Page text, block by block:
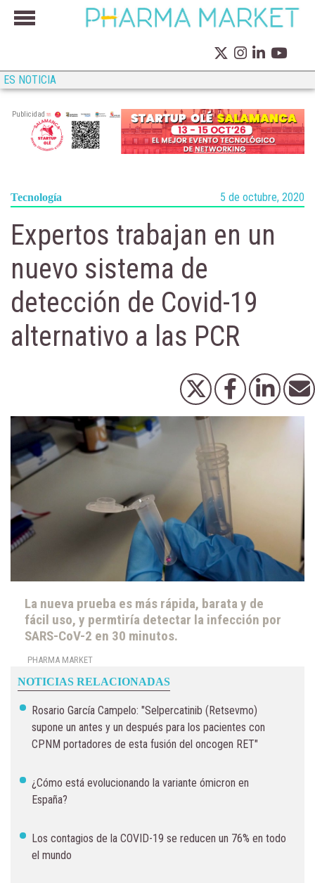
ES NOTICIA
Publicidad
Tecnología 5 de octubre, 2020
Expertos trabajan en un
nuevo sistema de
detección de Covid-19
alternativo a las PCR
La nueva prueba es más rápida, barata y de
fácil uso, y permtiría detectar la infección por
SARS-CoV-2 en 30 minutos.
PHARMA MARKET
NOTICIAS RELACIONADAS
Rosario García Campelo: "Selpercatinib (Retsevmo)
supone un antes y un después para los pacientes con
CPNM portadores de esta fusión del oncogen RET"
¿Cómo está evolucionando la variante ómicron en
España?
Los contagios de la COVID-19 se reducen un 76% en todo
el mundo